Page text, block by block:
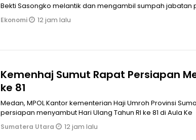
Bekti Sasongko melantik dan mengambil sumpah jabatan
Ekonomi 12 jam lalu
Kemenhaj Sumut Rapat Persiapan
ke 81
Medan, MPOL Kantor kementerian Haji Umroh Provinsi Sumatera Utara menggelar rapat
persiapan menyambut Hari Ulang Tahun RI ke 81 di Aula Ke
Sumatera Utara 12 jam lalu